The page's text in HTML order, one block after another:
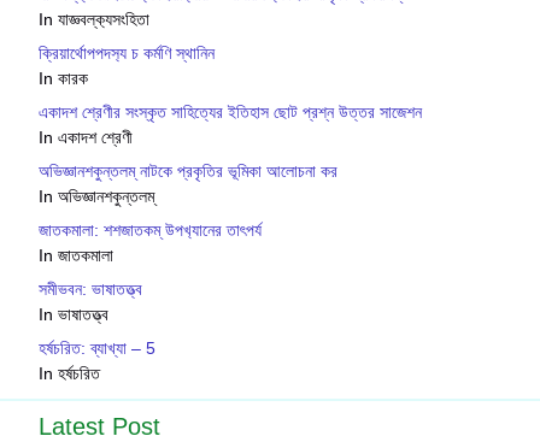
In যাজ্ঞবল্ক‍্যসংহিতা
ক্রিয়ার্থোপপদস‍্য চ কর্মণি স্থানিন
In কারক
একাদশ শ্রেণীর সংস্কৃত সাহিত্যের ইতিহাস ছোট প্রশ্ন উত্তর সাজেশন
In একাদশ শ্রেণী
অভিজ্ঞানশকুন্তলম্ নাটকে প্রকৃতির ভূমিকা আলোচনা কর
In অভিজ্ঞানশকুন্তলম্
জাতকমালা: শশজাতকম্ উপখ‍্যানের তাৎপর্য
In জাতকমালা
সমীভবন: ভাষাতত্ত্ব
In ভাষাতত্ত্ব
হর্ষচরিত: ব্যাখ্যা – 5
In হর্ষচরিত
Latest Post